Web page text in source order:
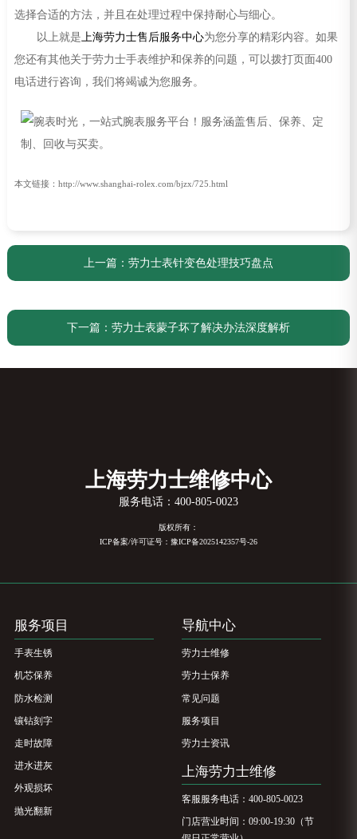
选择合适的方法，并且在处理过程中保持耐心与细心。
以上就是上海劳力士售后服务中心为您分享的精彩内容。如果
您还有其他关于劳力士手表维护和保养的问题，可以拨打页面400
电话进行咨询，我们将竭诚为您服务。
本文链接：http://www.shanghai-rolex.com/bjzx/725.html
上一篇： 劳力士表针变色处理技巧盘点
下一篇： 劳力士表蒙子坏了解决办法深度解析
上海劳力士维修中心
服务电话： 400-805-0023
版权所有：
ICP备案/许可证号：豫ICP备2025142357号-26
服务项目
手表生锈
机芯保养
防水检测
镶钻刻字
走时故障
进水进灰
外观损坏
抛光翻新
导航中心
劳力士维修
劳力士保养
常见问题
服务项目
劳力士资讯
上海劳力士维修
客服服务电话：400-805-0023
门店营业时间：09:00-19:30（节